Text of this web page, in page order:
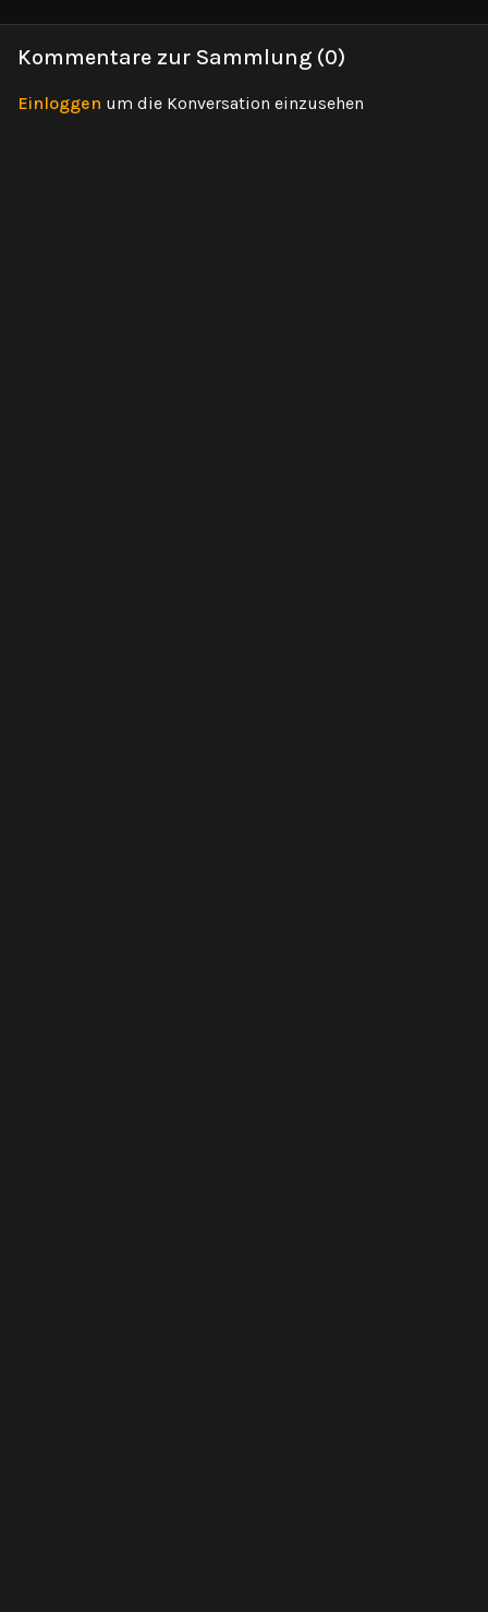
auszubalancieren.
aus dem Yoga, die
deinen
Kommentare zur Sammlung (0)
Einloggen um die Konversation einzusehen